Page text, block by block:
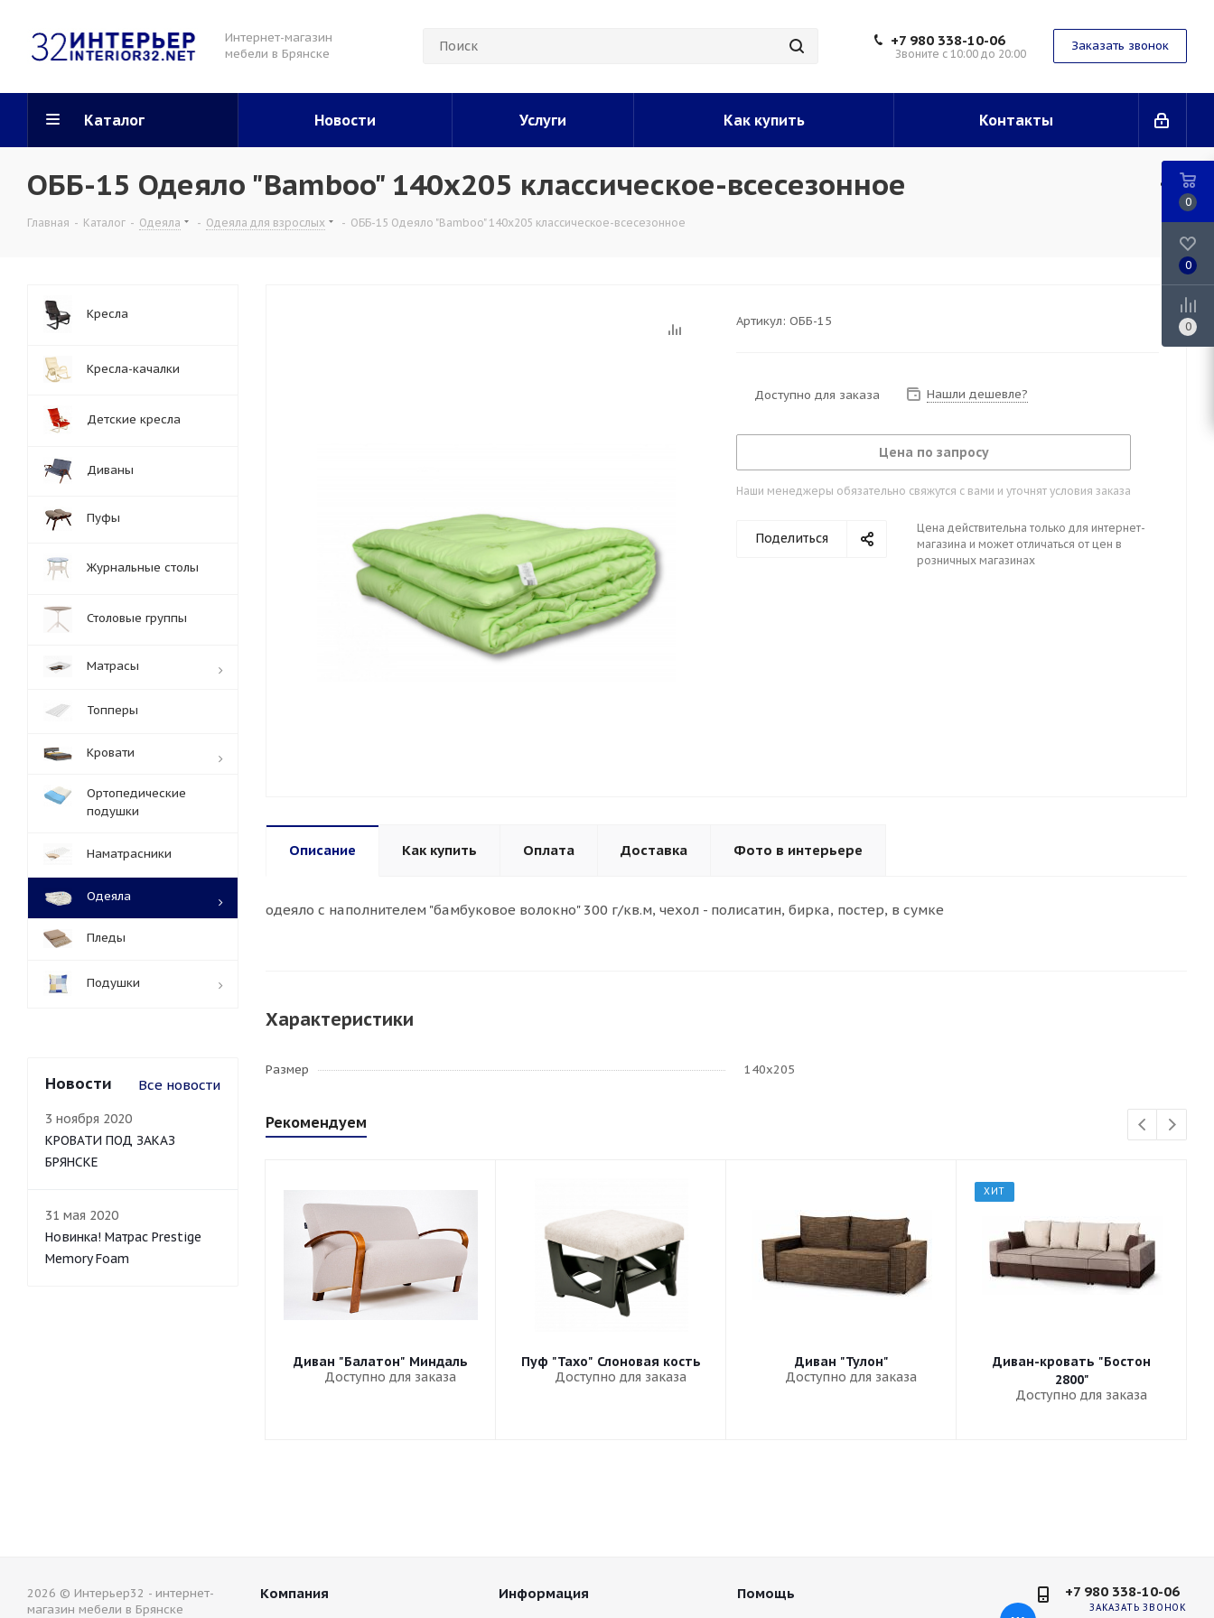
Интернет-магазин
мебели в Брянске
+7 980 338-10-06
Звоните с 10:00 до 20:00
Заказать звонок
Каталог Новости Услуги Как купить Контакты
ОББ-15 Одеяло "Bamboo" 140х205 классическое-всесезонное
Главная - Каталог - Одеяла - Одеяла для взрослых - ОББ-15 Одеяло "Bamboo" 140х205 классическое-всесезонное
Артикул: ОББ-15
Доступно для заказа Нашли дешевле?
Цена по запросу
Наши менеджеры обязательно свяжутся с вами и уточнят условия заказа
Поделиться
Цена действительна только для интернет-
магазина и может отличаться от цен в
розничных магазинах
Описание Как купить Оплата Доставка Фото в интерьере
одеяло с наполнителем "бамбуковое волокно" 300 г/кв.м, чехол - полисатин, бирка, постер, в сумке
Характеристики
Размер 140х205
Рекомендуем
Диван "Балатон" Миндаль
Доступно для заказа
Пуф "Тахо" Слоновая кость
Доступно для заказа
Диван "Тулон"
Доступно для заказа
ХИТ
Диван-кровать "Бостон
2800"
Доступно для заказа
Кресла
Кресла-качалки
Детские кресла
Диваны
Пуфы
Журнальные столы
Столовые группы
Матрасы
Топперы
Кровати
Ортопедические
подушки
Наматрасники
Одеяла
Пледы
Подушки
Новости Все новости
3 ноября 2020
КРОВАТИ ПОД ЗАКАЗ
БРЯНСКЕ
31 мая 2020
Новинка! Матрас Prestige
Memory Foam
2026 © Интерьер32 - интернет-
магазин мебели в Брянске
Компания Информация Помощь +7 980 338-10-06
ЗАКАЗАТЬ ЗВОНОК
0
0
0